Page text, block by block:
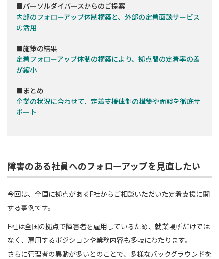
■パーソルダイバースからのご提案
内部のフォローアップ体制構築と、外部の定着面談サービス
の活用
■施策の結果
定着フォローアップ体制の構築により、拠点間の定着率の差
が縮小
■まとめ
企業の状況に合わせて、定着支援体制の構築や面談を徹底サ
ポート
障害のある社員へのフォローアップを見直したい
今回は、全国に拠点があるF社からご相談いただいた定着支援に関
する事例です。
F社は全国の拠点で障害者を雇用しているため、就業場所だけでは
なく、雇用するポジションや業務内容も多岐にわたります。
さらに管理者の異動が多いとのことで、多様なバックグラウンドを